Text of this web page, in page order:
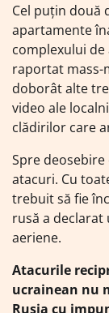
Cel puțin două
apartamente
complexului
raportat mass-
doborât alte
video ale
clădirilor care
Spre
atacuri. Cu
trebuit să fie
rusă a
aeriene.
Atacurile
ucrainean nu
Rusia cu